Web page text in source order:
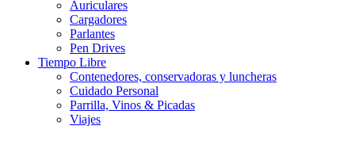
Auriculares
Cargadores
Parlantes
Pen Drives
Tiempo Libre
Contenedores, conservadoras y luncheras
Cuidado Personal
Parrilla, Vinos & Picadas
Viajes